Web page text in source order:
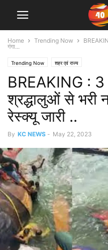
Home Trending Now
गंगा...
Trending Now शहर एवं राज्य
BREAKING : 3
श्रद्धालुओं से भरी
रेस्क्यू जारी ..
By KC NEWS - May 22, 2023